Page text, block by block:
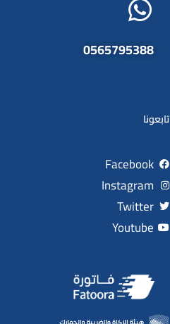
0565795388
تابعونا
Facebook
Instagram
Twitter
Youtube